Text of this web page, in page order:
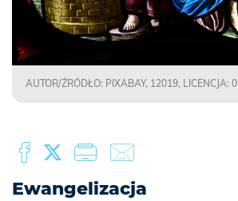
AUTOR/ŹRÓDŁO: PIXABAY, 12019, LICENCJA: 0
Ewangelizacja